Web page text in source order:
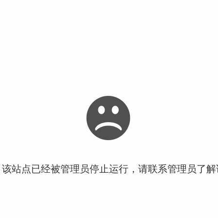
站点已经被管理员停止运行，请联系管理员了